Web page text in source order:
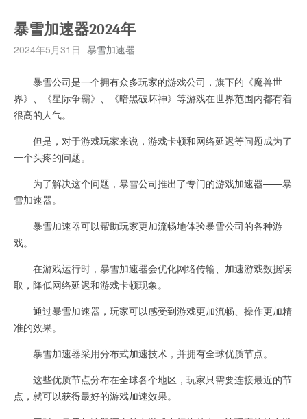
暴雪加速器2024年
2024年5月31日 暴雪加速器
暴雪公司是一个拥有众多玩家的游戏公司，旗下的《魔兽世
界》、《星际争霸》、《暗黑破坏神》等游戏在世界范围内都有着
很高的人气。
但是，对于游戏玩家来说，游戏卡顿和网络延迟等问题成为了
一个头疼的问题。
为了解决这个问题，暴雪公司推出了专门的游戏加速器——暴
雪加速器。
暴雪加速器可以帮助玩家更加流畅地体验暴雪公司的各种游
戏。
在游戏运行时，暴雪加速器会优化网络传输、加速游戏数据读
取，降低网络延迟和游戏卡顿现象。
通过暴雪加速器，玩家可以感受到游戏更加流畅、操作更加精
准的效果。
暴雪加速器采用分布式加速技术，并拥有全球优质节点。
这些优质节点分布在全球各个地区，玩家只需要连接最近的节
点，就可以获得最好的游戏加速效果。